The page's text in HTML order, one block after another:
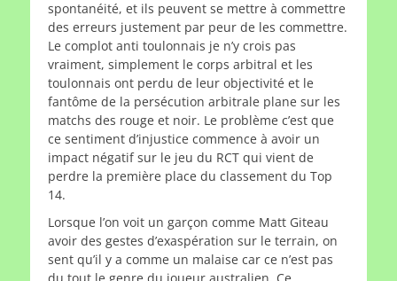
spontanéité, et ils peuvent se mettre à commettre
des erreurs justement par peur de les commettre.
Le complot anti toulonnais je n’y crois pas
vraiment, simplement le corps arbitral et les
toulonnais ont perdu de leur objectivité et le
fantôme de la persécution arbitrale plane sur les
matchs des rouge et noir. Le problème c’est que
ce sentiment d’injustice commence à avoir un
impact négatif sur le jeu du RCT qui vient de
perdre la première place du classement du Top
14.
Lorsque l’on voit un garçon comme Matt Giteau
avoir des gestes d’exaspération sur le terrain, on
sent qu’il y a comme un malaise car ce n’est pas